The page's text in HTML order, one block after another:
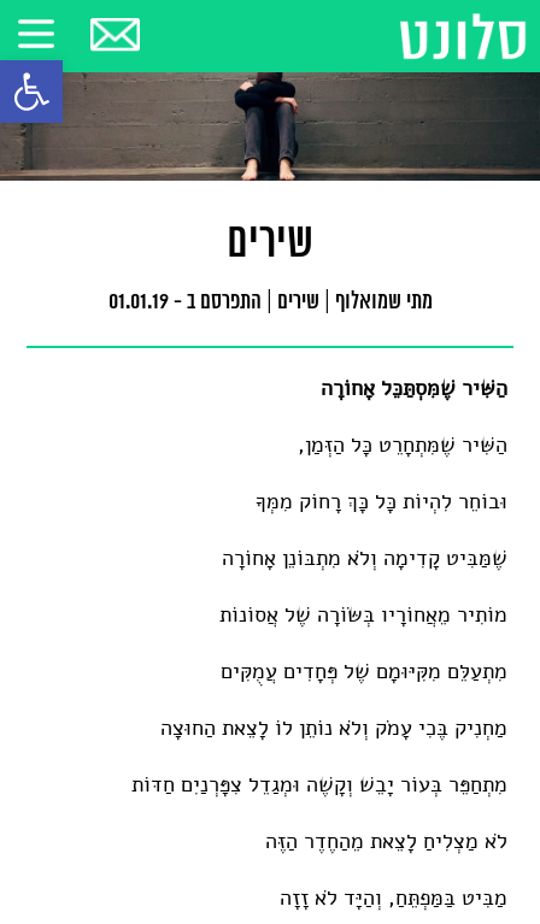
פתח
שירים
מתי שמואלוף שירים התפרסם ב - 01.01.19
הַשִּׁיר שֶׁמִּסְתַּכֵּל אָחוֹרָה
הַשִּׁיר שֶׁמִּתְחָרֵט כָּל הַזְּמַן,
וּבוֹחֵר לִהְיוֹת כָּל כָּךְ רָחוֹק מִמְּךָ
שֶׁמַּבִּיט קָדִימָה וְלֹא מִתְבּוֹנֵן אָחוֹרָה
מוֹתִיר מֵאֲחוֹרָיו בְּשּׂוֹרָה שֶׁל אֲסוֹנוֹת
מִתְעַלֵּם מִקִּיּוּמָם שֶׁל פְּחָדִים עֲמֻקִּים
מַחְנִיק בֶּכִי עָמֹק וְלֹא נוֹתֵן לוֹ לָצֵאת הַחוּצָה
מִתְחַפֵּר בְּעוֹר יָבֵשׁ וְקָשֶׁה וּמְגַדֵל צִפָּרְנַיִם חַדּוֹת
לֹא מַצְלִיחַ לָצֵאת מֵהַחֶדֶר הַזֶּה
מַבִּיט בַּמַּפְתֵּחַ, וְהַיָּד לֹא זָזָה